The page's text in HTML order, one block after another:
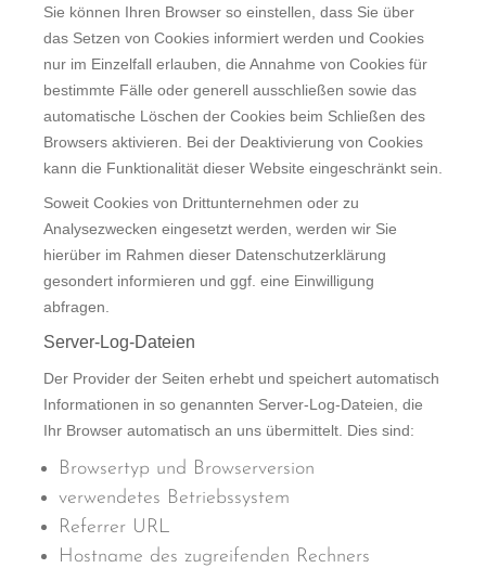
Sie können Ihren Browser so einstellen, dass Sie über
das Setzen von Cookies informiert werden und Cookies
nur im Einzelfall erlauben, die Annahme von Cookies für
bestimmte Fälle oder generell ausschließen sowie das
automatische Löschen der Cookies beim Schließen des
Browsers aktivieren. Bei der Deaktivierung von Cookies
kann die Funktionalität dieser Website eingeschränkt sein.
Soweit Cookies von Drittunternehmen oder zu
Analysezwecken eingesetzt werden, werden wir Sie
hierüber im Rahmen dieser Datenschutzerklärung
gesondert informieren und ggf. eine Einwilligung
abfragen.
Server-Log-Dateien
Der Provider der Seiten erhebt und speichert automatisch
Informationen in so genannten Server-Log-Dateien, die
Ihr Browser automatisch an uns übermittelt. Dies sind:
Browsertyp und Browserversion
verwendetes Betriebssystem
Referrer URL
Hostname des zugreifenden Rechners